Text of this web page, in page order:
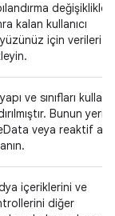
kalan kullanıcı
için verileri
ve sınıfları
Bunun
veya reaktif
içeriklerini ve
diğer